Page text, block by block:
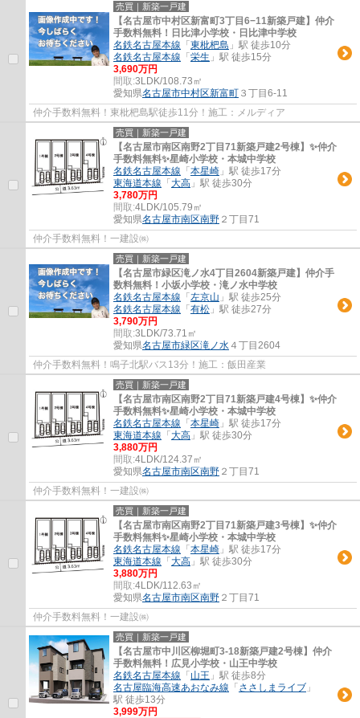
売買｜新築一戸建
【名古屋市中村区新富町3丁目6−11新築戸建】仲介
手数料無料！日比津小学校・日比津中学校
名鉄名古屋本線 「 東枇杷島 」駅 徒歩10分
名鉄名古屋本線 「 栄生 」駅 徒歩15分
3,690万円
間取:3LDK/108.73㎡
愛知県名古屋市中村区新富町 ３丁目6-11
仲介手数料無料！東枇杷島駅徒歩11分！施工：メルディア
売買｜新築一戸建
【名古屋市南区南野2丁目71新築戸建2号棟】✨️仲介
手数料無料✨️星崎小学校・本城中学校
名鉄名古屋本線 「 本星崎 」駅 徒歩17分
東海道本線 「 大高 」駅 徒歩30分
3,780万円
間取:4LDK/105.79㎡
愛知県名古屋市南区南野 ２丁目71
仲介手数料無料！一建設㈱
売買｜新築一戸建
【名古屋市緑区滝ノ水4丁目2604新築戸建】仲介手
数料無料！小坂小学校・滝ノ水中学校
名鉄名古屋本線 「 左京山 」駅 徒歩25分
名鉄名古屋本線 「 有松 」駅 徒歩27分
3,790万円
間取:3LDK/73.71㎡
愛知県名古屋市緑区滝ノ水 ４丁目2604
仲介手数料無料！鳴子北駅バス13分！施工：飯田産業
売買｜新築一戸建
【名古屋市南区南野2丁目71新築戸建4号棟】✨️仲介
手数料無料✨️星崎小学校・本城中学校
名鉄名古屋本線 「 本星崎 」駅 徒歩17分
東海道本線 「 大高 」駅 徒歩30分
3,880万円
間取:4LDK/124.37㎡
愛知県名古屋市南区南野 ２丁目71
仲介手数料無料！一建設㈱
売買｜新築一戸建
【名古屋市南区南野2丁目71新築戸建3号棟】✨️仲介
手数料無料✨️星崎小学校・本城中学校
名鉄名古屋本線 「 本星崎 」駅 徒歩17分
東海道本線 「 大高 」駅 徒歩30分
3,880万円
間取:4LDK/112.63㎡
愛知県名古屋市南区南野 ２丁目71
仲介手数料無料！一建設㈱
売買｜新築一戸建
【名古屋市中川区柳堀町3‐18新築戸建2号棟】仲介
手数料無料！広見小学校・山王中学校
名鉄名古屋本線 「 山王 」駅 徒歩8分
名古屋臨海高速あおなみ線 「 ささしまライブ 」
駅 徒歩13分
3,999万円